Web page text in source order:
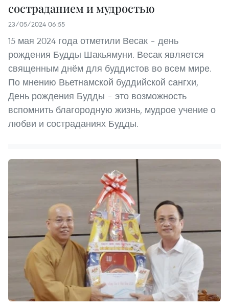
состраданием и мудростью
23/05/2024 06:55
15 мая 2024 года отметили Весак – день
рождения Будды Шакьямуни. Весак является
священным днём для буддистов во всем мире.
По мнению Вьетнамской буддийской сангхи,
День рождения Будды – это возможность
вспомнить благородную жизнь, мудрое учение о
любви и состраданиях Будды.